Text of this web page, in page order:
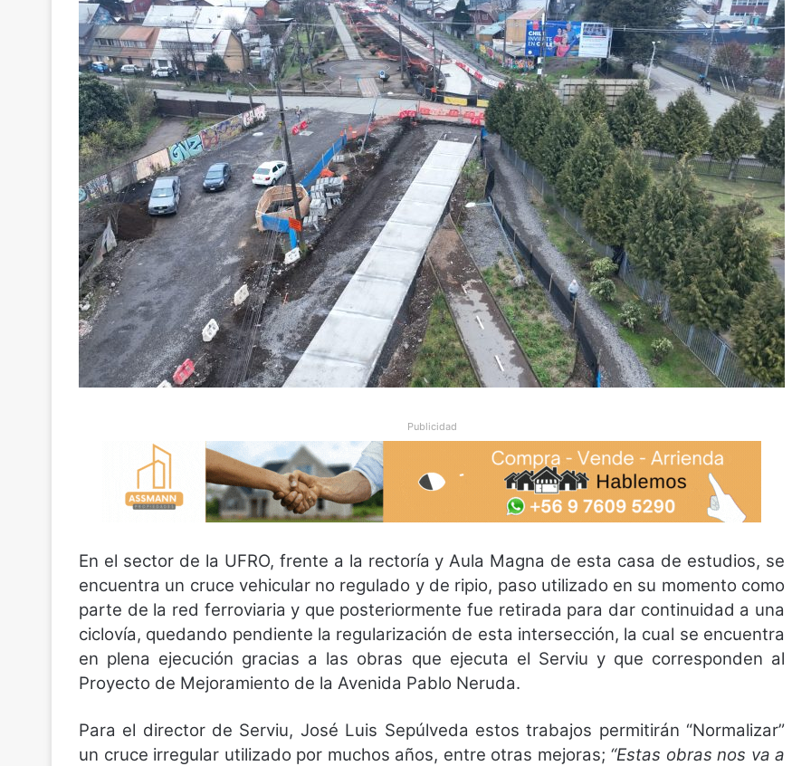
Publicidad
En el sector de la UFRO, frente a la rectoría y Aula Magna de esta casa de estudios, se
encuentra un cruce vehicular no regulado y de ripio, paso utilizado en su momento como
parte de la red ferroviaria y que posteriormente fue retirada para dar continuidad a una
ciclovía, quedando pendiente la regularización de esta intersección, la cual se encuentra
en plena ejecución gracias a las obras que ejecuta el Serviu y que corresponden al
Proyecto de Mejoramiento de la Avenida Pablo Neruda.
Para el director de Serviu, José Luis Sepúlveda estos trabajos permitirán “Normalizar”
un cruce irregular utilizado por muchos años, entre otras mejoras; “Estas obras nos va a